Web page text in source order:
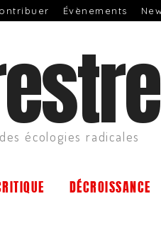
Évènements
écologies radicales
DÉCROISSANCE